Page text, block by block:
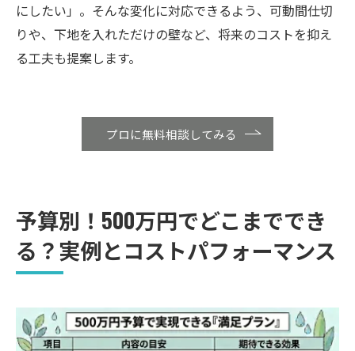
にしたい」。そんな変化に対応できるよう、可動間仕切
りや、下地を入れただけの壁など、将来のコストを抑え
る工夫も提案します。
プロに無料相談してみる
予算別！500万円でどこまででき
る？実例とコストパフォーマンス